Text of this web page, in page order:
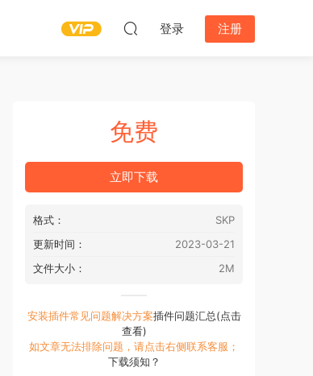
登录 注册
免费
立即下载
格式：
SKP
更新时间：
2023-03-21
文件大小：
2M
安装插件常见问题解决方案插件问题汇总(点击
查看)
如文章无法排除问题，请点击右侧联系客服；
下载须知？